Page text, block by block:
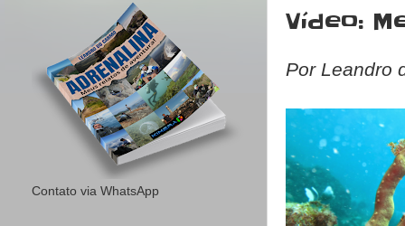
Vídeo:
Por Leandro
Contato via WhatsApp